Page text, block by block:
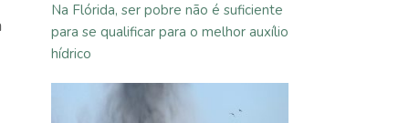
Na Flórida, ser pobre não é suficiente
para se qualificar para o melhor auxílio
hídrico